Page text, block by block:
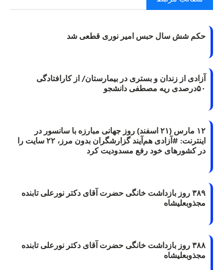
حکم شش سال حبس امیر نوری قطعی شد
آزادی از زندان و بستری در بیمارستان/ از کارافتادگی
۵۰درصدی ریه مصطفی دانشجو
۱۲ مارس (۲۱ اسفند) روز جهانی مبارزه با سانسور در
اینترنت: #آزادی هم‌آیند گزارشگران‌ بدون مرز، ۲۲ سایت را
در کشورهای خود رفع مسدودیت کرد
۳۸۹ روز بازداشت خانگی حضرت آقای دکتر نورعلی تابنده
مجذوبعلیشاه
۳۸۸ روز بازداشت خانگی حضرت آقای دکتر نورعلی تابنده
مجذوبعلیشاه